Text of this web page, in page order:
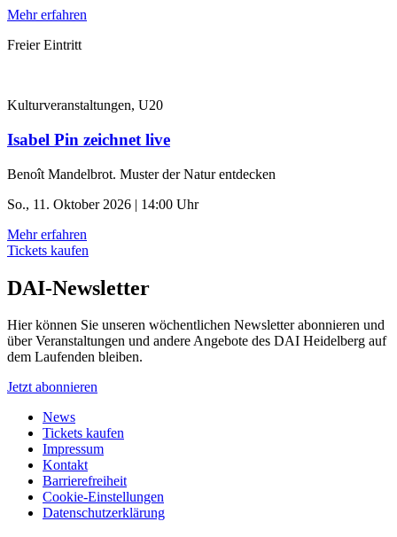
Mehr erfahren
Freier Eintritt
Kulturveranstaltungen, U20
Isabel Pin zeichnet live
Benoît Mandelbrot. Muster der Natur entdecken
So., 11. Oktober 2026 | 14:00 Uhr
Mehr erfahren
Tickets kaufen
DAI-Newsletter
Hier können Sie unseren wöchentlichen Newsletter abonnieren und
über Veranstaltungen und andere Angebote des DAI Heidelberg auf
dem Laufenden bleiben.
Jetzt abonnieren
News
Tickets kaufen
Impressum
Kontakt
Barrierefreiheit
Cookie-Einstellungen
Datenschutzerklärung